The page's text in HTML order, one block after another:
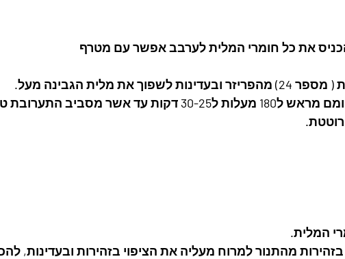
את כל חומרי המלית לערבב אפשר עם מטרף
את מלית הגבינה מעל.
להכניס לתנור שחומם מראש ל180 מעלות ל30-25 דקות עד אשר
המלית.
מהתנור למרוח מעליה את הציפוי בזהירות ובעדינות,